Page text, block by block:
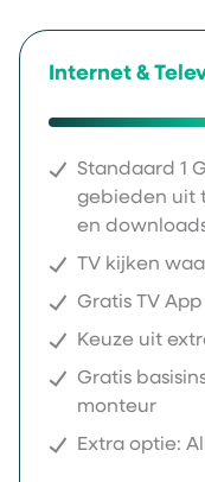
Internet &
Standaard 1
gebieden uit
en
TV kijken
Gratis TV App
Keuze uit
Gratis
monteur
Extra optie: